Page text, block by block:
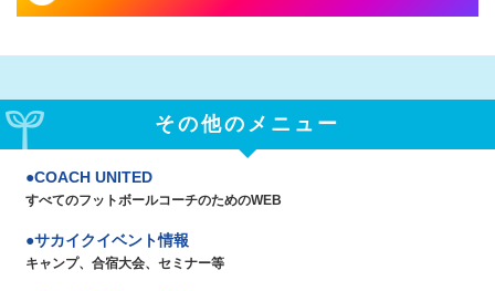
その他のメニュー
COACH UNITED
すべてのフットボールコーチのためのWEB
サカイクイベント情報
キャンプ、合宿大会、セミナー等